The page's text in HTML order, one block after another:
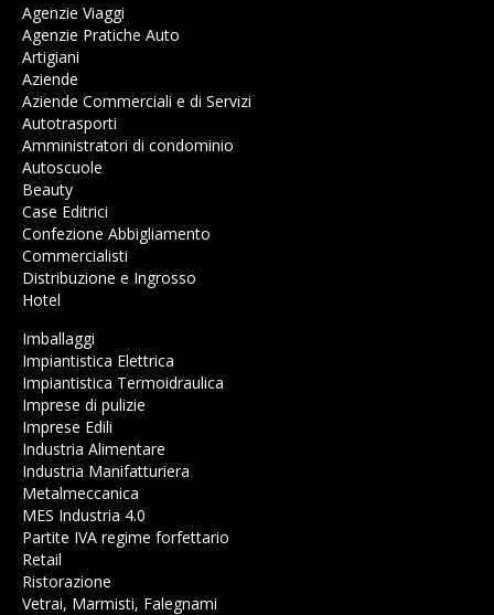
Agenzie Viaggi
Agenzie Pratiche Auto
Artigiani
Aziende
Aziende Commerciali e di Servizi
Autotrasporti
Amministratori di condominio
Autoscuole
Beauty
Case Editrici
Confezione Abbigliamento
Commercialisti
Distribuzione e Ingrosso
Hotel
Imballaggi
Impiantistica Elettrica
Impiantistica Termoidraulica
Imprese di pulizie
Imprese Edili
Industria Alimentare
Industria Manifatturiera
Metalmeccanica
MES Industria 4.0
Partite IVA regime forfettario
Retail
Ristorazione
Vetrai, Marmisti, Falegnami